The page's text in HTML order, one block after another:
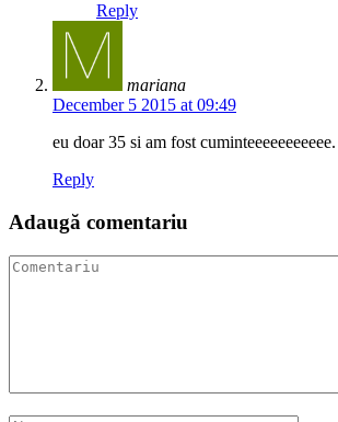
Reply
mariana
December 5 2015 at 09:49
eu doar 35 si am fost cuminteeeeeeeeeee.
Reply
Adaugă comentariu